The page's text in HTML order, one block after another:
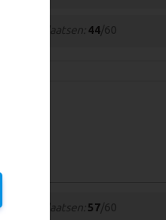
vrije plaatsen: 44/60
vrije plaatsen: 57/60